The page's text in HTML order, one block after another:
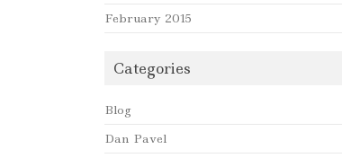
February 2015
Categories
Blog
Dan Pavel